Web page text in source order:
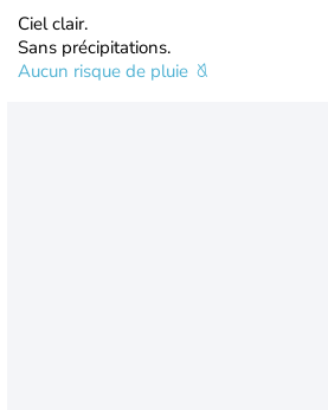
Ciel clair.
Sans précipitations.
Aucun risque de pluie